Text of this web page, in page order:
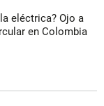
eléctrica? Ojo a
en Colombia